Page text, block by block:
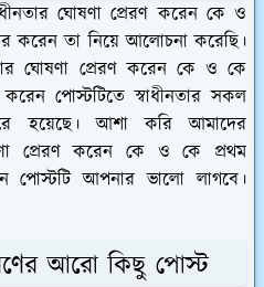
ঘোষণা প্রেরণ করেন কে ও
করেন তা নিয়ে আলোচনা করেছি।
ঘোষণা প্রেরণ করেন কে ও কে
করেন পোস্টটিতে স্বাধীনতার সকল
হয়েছে। আশা করি আমাদের
প্রেরণ করেন কে ও কে প্রথম
পোস্টটি আপনার ভালো লাগবে।
আরো কিছু পোস্ট